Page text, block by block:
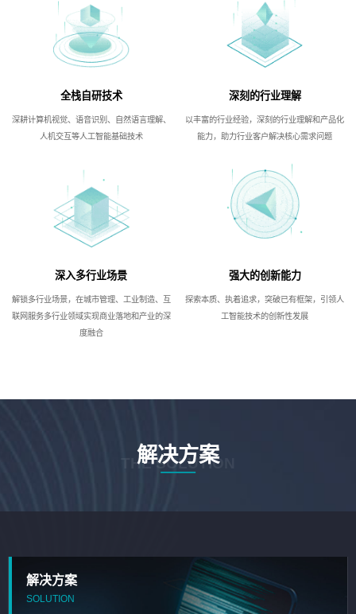
全栈自研技术
深耕计算机视觉、语音识别、自然语言理解、
人机交互等人工智能基础技术
深刻的行业理解
以丰富的行业经验，深刻的行业理解和产品化
能力，助力行业客户解决核心需求问题
深入多行业场景
解锁多行业场景，在城市管理、工业制造、互
联网服务多行业领域实现商业落地和产业的深
度融合
强大的创新能力
探索本质、执着追求，突破已有框架，引领人
工智能技术的创新性发展
解决方案
THE SOLUTION
解决方案
SOLUTION